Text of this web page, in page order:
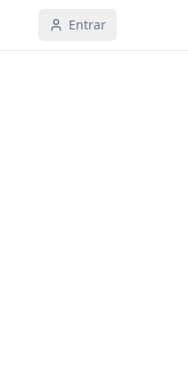
Entrar